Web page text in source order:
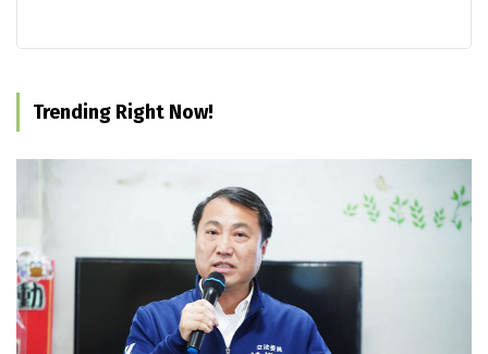
Trending Right Now!